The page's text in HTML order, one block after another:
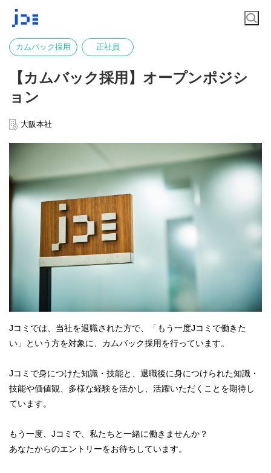
カムバック採用 正社員
【カムバック採用】オープンポジシ
ョン
大阪本社
Jコミでは、当社を退職された方で、「もう一度Jコミで働きた
い」という方を対象に、カムバック採用を行っています。
Jコミで身につけた知識・技能と、退職後に身につけられた知識・
技能や価値観、多様な経験を活かし、活躍いただくことを期待し
ています。
もう一度、Jコミで、私たちと一緒に働きませんか？
あなたからのエントリーをお待ちしています。